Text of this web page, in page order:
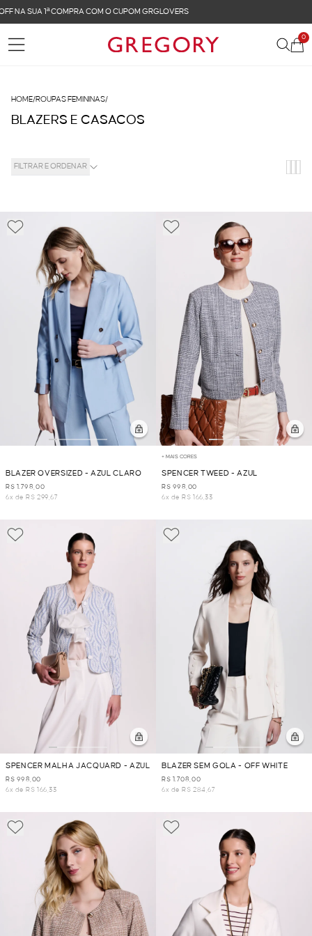
FRETE GRÁTIS NAS COMPRAS ACIMA DE R$ 899
0
HOME/ROUPAS FEMININAS/
BLAZERS E CASACOS
FILTRAR E ORDENAR
BLAZER OVERSIZED - AZUL CLARO
R$ 1.798,00
6x de R$ 299,67
+ MAIS CORES
SPENCER TWEED - AZUL
R$ 998,00
6x de R$ 166,33
SPENCER MALHA JACQUARD - AZUL
R$ 998,00
6x de R$ 166,33
BLAZER SEM GOLA - OFF WHITE
R$ 1.708,00
6x de R$ 284,67